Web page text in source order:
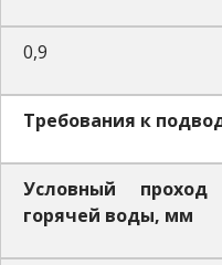
0,9
Требования к
Условный
горячей воды, мм